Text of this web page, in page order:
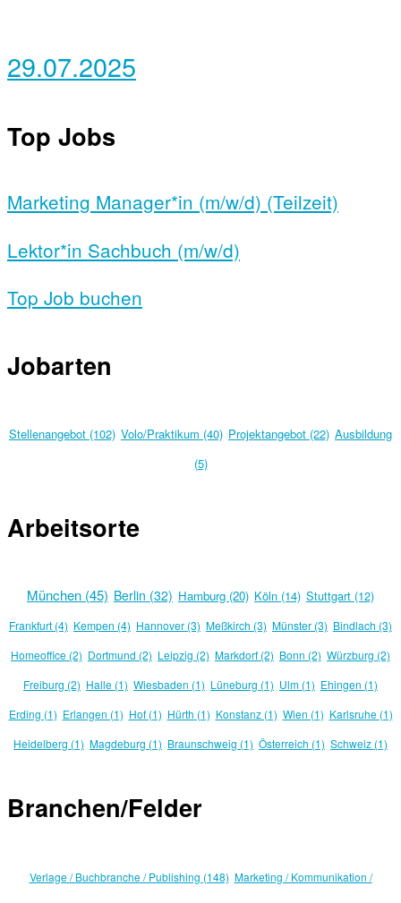
29.07.2025
Top Jobs
Marketing Manager*in (m/w/d) (Teilzeit)
Lektor*in Sachbuch (m/w/d)
Top Job buchen
Jobarten
Stellenangebot (102) Volo/Praktikum (40) Projektangebot (22) Ausbildung
(5)
Arbeitsorte
München (45) Berlin (32) Hamburg (20) Köln (14) Stuttgart (12)
Frankfurt (4) Kempen (4) Hannover (3) Meßkirch (3) Münster (3) Bindlach (3)
Homeoffice (2) Dortmund (2) Leipzig (2) Markdorf (2) Bonn (2) Würzburg (2)
Freiburg (2) Halle (1) Wiesbaden (1) Lüneburg (1) Ulm (1) Ehingen (1)
Erding (1) Erlangen (1) Hof (1) Hürth (1) Konstanz (1) Wien (1) Karlsruhe (1)
Heidelberg (1) Magdeburg (1) Braunschweig (1) Österreich (1) Schweiz (1)
Branchen/Felder
Verlage / Buchbranche / Publishing (148) Marketing / Kommunikation /